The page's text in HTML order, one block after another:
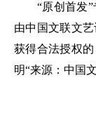
“原创首发”
由中国文联文
获得合法授权
明“来源：中国